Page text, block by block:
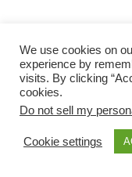
We use cookies on
experience by
visits. By clicking
cookies.
Do not sell my
Cookie settings